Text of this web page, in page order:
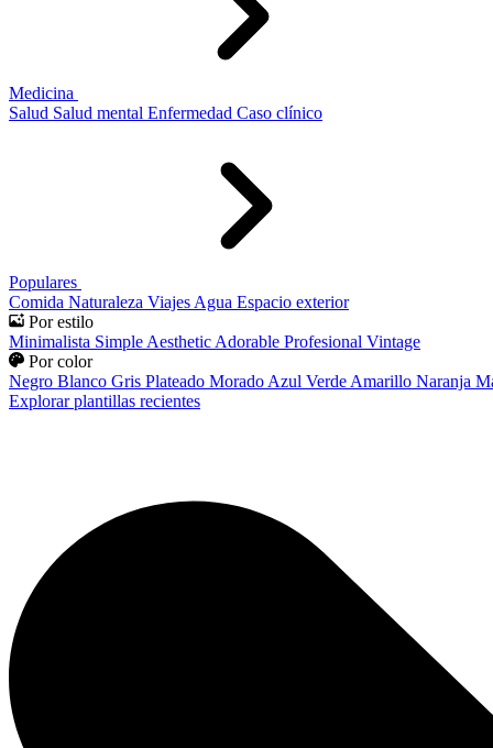
Medicina
Salud Salud mental Enfermedad Caso clínico
Populares
Comida Naturaleza Viajes Agua Espacio exterior
Por estilo
Minimalista Simple Aesthetic Adorable Profesional Vintage
Por color
Negro Blanco Gris Plateado Morado Azul Verde Amarillo Naranja
Explorar plantillas recientes